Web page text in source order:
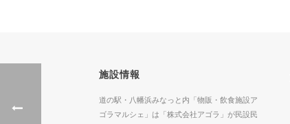
施設情報
道の駅・八幡浜みなっと内「物販・飲食施設ア
ゴラマルシェ」は「株式会社アゴラ」が民設民